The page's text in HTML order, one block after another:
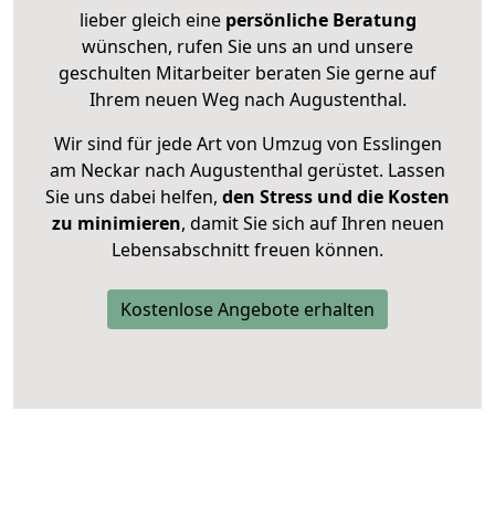
lieber gleich eine persönliche Beratung
wünschen, rufen Sie uns an und unsere
geschulten Mitarbeiter beraten Sie gerne auf
Ihrem neuen Weg nach Augustenthal.
Wir sind für jede Art von Umzug von Esslingen
am Neckar nach Augustenthal gerüstet. Lassen
Sie uns dabei helfen, den Stress und die Kosten
zu minimieren, damit Sie sich auf Ihren neuen
Lebensabschnitt freuen können.
Kostenlose Angebote erhalten